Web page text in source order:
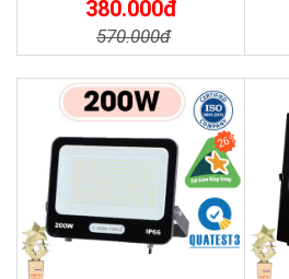
380.000đ
570.000đ
26%